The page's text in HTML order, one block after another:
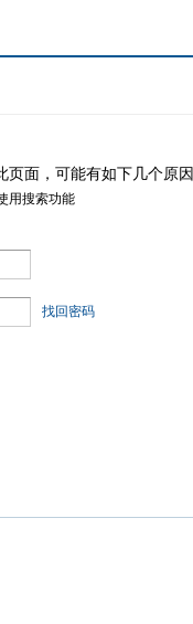
页面，可能有如下几个原因
用搜索功能
找回密码